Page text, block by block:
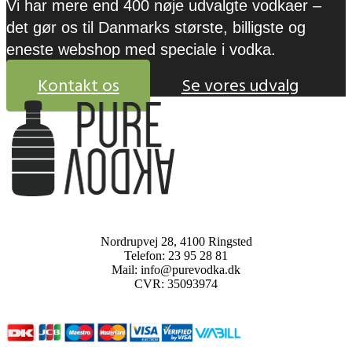
Vi har mere end 400 nøje udvalgte vodkaer –
det gør os til Danmarks største, billigste og
eneste webshop med speciale i vodka.
Kontakt os Se vores udvalg
Nordrupvej 28, 4100 Ringsted
Telefon: 23 95 28 81
Mail: info@purevodka.dk
CVR: 35093974